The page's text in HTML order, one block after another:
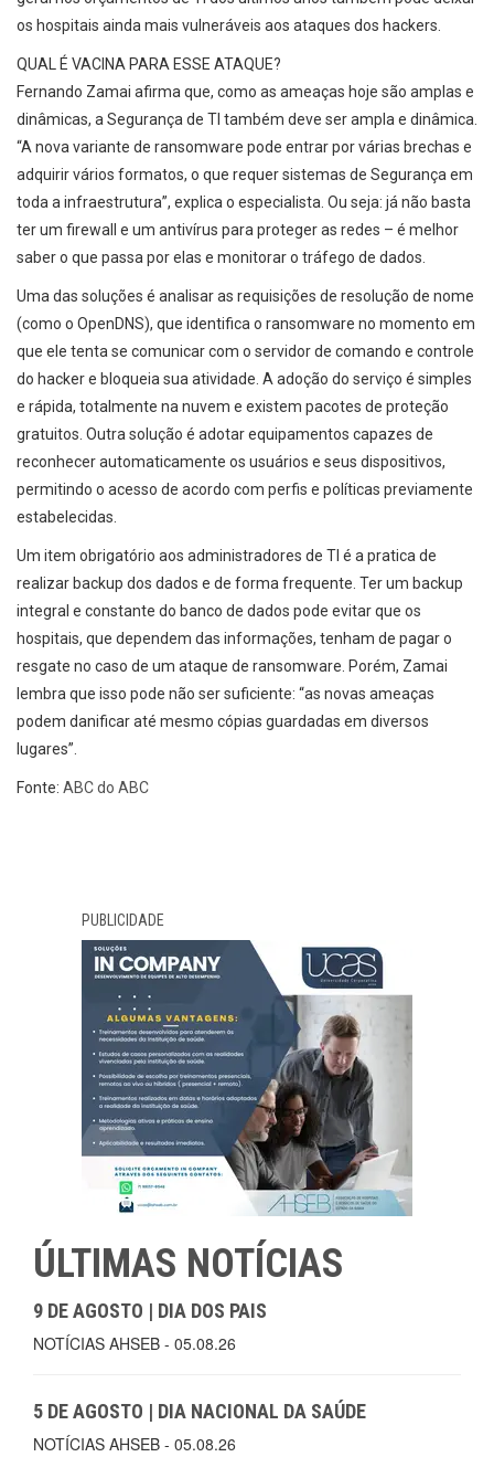
os hospitais ainda mais vulneráveis aos ataques dos hackers.
QUAL É VACINA PARA ESSE ATAQUE?
Fernando Zamai afirma que, como as ameaças hoje são amplas e
dinâmicas, a Segurança de TI também deve ser ampla e dinâmica.
“A nova variante de ransomware pode entrar por várias brechas e
adquirir vários formatos, o que requer sistemas de Segurança em
toda a infraestrutura”, explica o especialista. Ou seja: já não basta
ter um firewall e um antivírus para proteger as redes – é melhor
saber o que passa por elas e monitorar o tráfego de dados.
Uma das soluções é analisar as requisições de resolução de nome
(como o OpenDNS), que identifica o ransomware no momento em
que ele tenta se comunicar com o servidor de comando e controle
do hacker e bloqueia sua atividade. A adoção do serviço é simples
e rápida, totalmente na nuvem e existem pacotes de proteção
gratuitos. Outra solução é adotar equipamentos capazes de
reconhecer automaticamente os usuários e seus dispositivos,
permitindo o acesso de acordo com perfis e políticas previamente
estabelecidas.
Um item obrigatório aos administradores de TI é a pratica de
realizar backup dos dados e de forma frequente. Ter um backup
integral e constante do banco de dados pode evitar que os
hospitais, que dependem das informações, tenham de pagar o
resgate no caso de um ataque de ransomware. Porém, Zamai
lembra que isso pode não ser suficiente: “as novas ameaças
podem danificar até mesmo cópias guardadas em diversos
lugares”.
Fonte: ABC do ABC
PUBLICIDADE
ÚLTIMAS NOTÍCIAS
9 DE AGOSTO | DIA DOS PAIS
NOTÍCIAS AHSEB - 05.08.26
5 DE AGOSTO | DIA NACIONAL DA SAÚDE
NOTÍCIAS AHSEB - 05.08.26